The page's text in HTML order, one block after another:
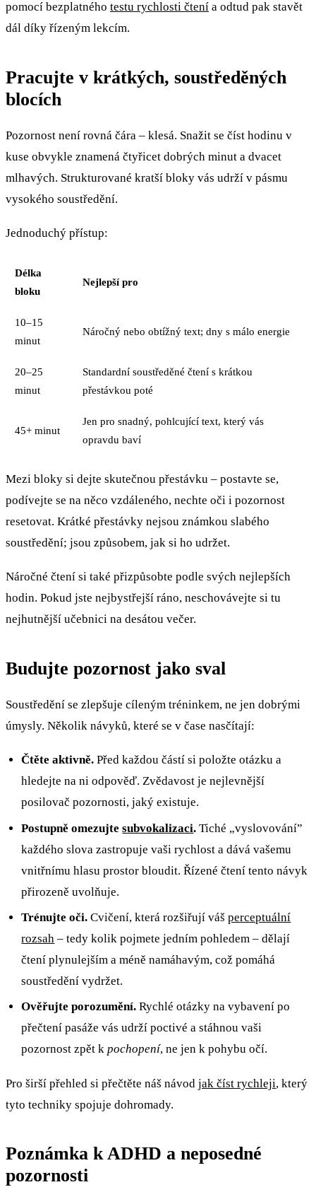
pomocí bezplatného testu rychlosti čtení a odtud pak stavět
dál díky řízeným lekcím.
Pracujte v krátkých, soustředěných
blocích
Pozornost není rovná čára – klesá. Snažit se číst hodinu v
kuse obvykle znamená čtyřicet dobrých minut a dvacet
mlhavých. Strukturované kratší bloky vás udrží v pásmu
vysokého soustředění.
Jednoduchý přístup:
Délka
bloku
Nejlepší pro
10–15
minut
Náročný nebo obtížný text; dny s málo energie
20–25
minut
Standardní soustředěné čtení s krátkou
přestávkou poté
45+ minut
Jen pro snadný, pohlcující text, který vás
opravdu baví
Mezi bloky si dejte skutečnou přestávku – postavte se,
podívejte se na něco vzdáleného, nechte oči i pozornost
resetovat. Krátké přestávky nejsou známkou slabého
soustředění; jsou způsobem, jak si ho udržet.
Náročné čtení si také přizpůsobte podle svých nejlepších
hodin. Pokud jste nejbystřejší ráno, neschovávejte si tu
nejhutnější učebnici na desátou večer.
Budujte pozornost jako sval
Soustředění se zlepšuje cíleným tréninkem, ne jen dobrými
úmysly. Několik návyků, které se v čase nasčítají:
Čtěte aktivně. Před každou částí si položte otázku a
hledejte na ni odpověď. Zvědavost je nejlevnější
posilovač pozornosti, jaký existuje.
Postupně omezujtesubvokalizaci. Tiché „vyslovování”
každého slova zastropuje vaši rychlost a dává vašemu
vnitřnímu hlasu prostor bloudit. Řízené čtení tento návyk
přirozeně uvolňuje.
Trénujte oči. Cvičení, která rozšiřují vášperceptuální
rozsah – tedy kolik pojmete jedním pohledem – dělají
čtení plynulejším a méně namáhavým, což pomáhá
soustředění vydržet.
Ověřujte porozumění. Rychlé otázky na vybavení po
přečtení pasáže vás udrží poctivé a stáhnou vaši
pozornost zpět kpochopení, ne jen k pohybu očí.
Pro širší přehled si přečtěte náš návod jak číst rychleji, který
tyto techniky spojuje dohromady.
Poznámka k ADHD a neposedné
pozornosti